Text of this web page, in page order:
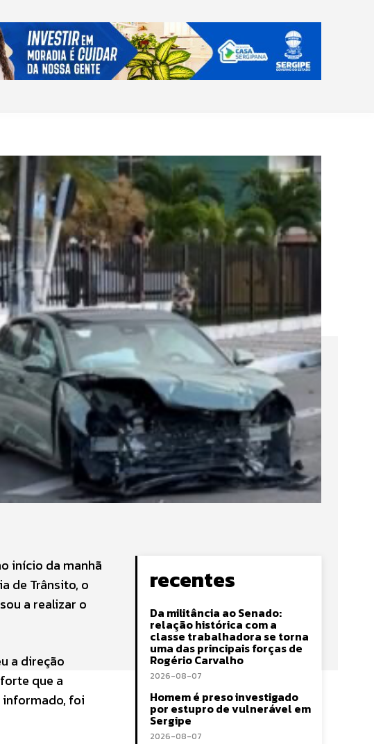
início da manhã
de Trânsito, o
a realizar o
a direção
que a
informado, foi
recentes
Da militância ao Senado:
relação histórica com a
classe trabalhadora se torna
uma das principais forças de
Rogério Carvalho
2026-08-07
Homem é preso investigado
por estupro de vulnerável em
Sergipe
2026-08-07